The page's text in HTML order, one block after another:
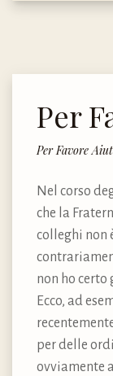
Per
Per Favore
Nel corso
che la
colleghi non
non ho certo
Ecco, ad
per delle
ovviamente